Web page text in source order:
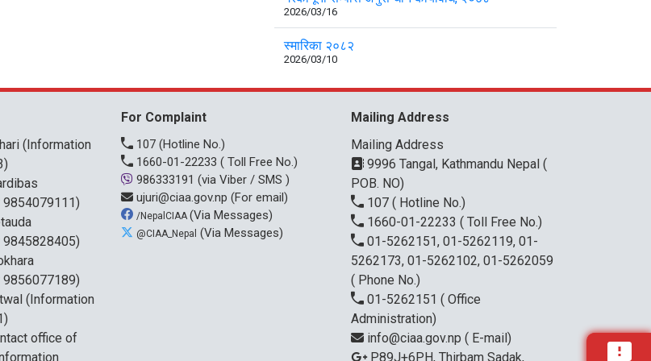
2026/03/16
स्मारिका २०८२
2026/03/10
(Information
(Information
office of
For Complaint
107 (Hotline No.)
1660-01-22233 ( Toll Free No.)
986333191 (via Viber / SMS )
ujuri@ciaa.gov.np (For email)
/NepalCIAA (Via Messages)
@CIAA_Nepal (Via Messages)
Mailing Address
Mailing Address
9996 Tangal, Kathmandu Nepal (
POB. NO)
107 ( Hotline No.)
1660-01-22233 ( Toll Free No.)
01-5262151, 01-5262119, 01-
5262173, 01-5262102, 01-5262059
( Phone No.)
01-5262151 ( Office
Administration)
info@ciaa.gov.np ( E-mail)
P89J+6PH, Thirbam Sadak,